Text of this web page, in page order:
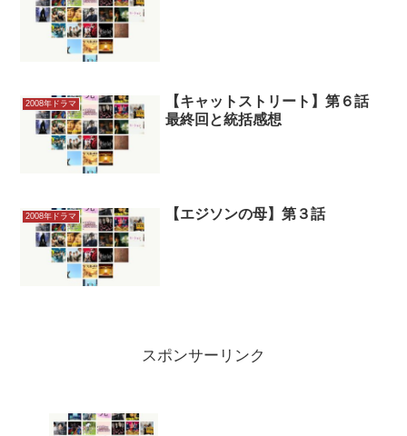
2008年ドラマ
【キャットストリート】第６話
最終回と統括感想
2008年ドラマ 【エジソンの母】第３話
スポンサーリンク